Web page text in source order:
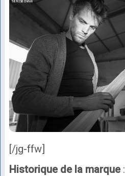
[/jg-ffw]
Historique de la marque :